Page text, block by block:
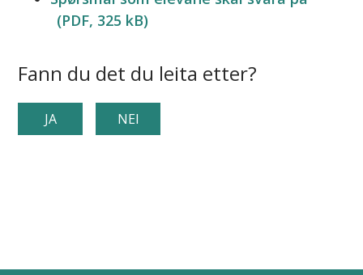
(PDF, 325 kB)
Fann du det du leita etter?
JA NEI